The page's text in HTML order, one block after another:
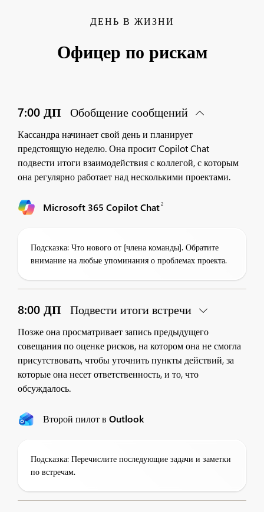
ДЕНЬ В ЖИЗНИ
Офицер по рискам
7:00 ДП Обобщение сообщений
Кассандра начинает свой день и планирует
предстоящую неделю. Она просит Copilot Chat
подвести итоги взаимодействия с коллегой, с которым
она регулярно работает над несколькими проектами.
Microsoft 365 Copilot Chat2
Подсказка: Что нового от [члена команды]. Обратите
внимание на любые упоминания о проблемах проекта.
8:00 ДП Подвести итоги встречи
Позже она просматривает запись предыдущего
совещания по оценке рисков, на котором она не смогла
присутствовать, чтобы уточнить пункты действий, за
которые она несет ответственность, и то, что
обсуждалось.
Второй пилот в Outlook
Подсказка: Перечислите последующие задачи и заметки
по встречам.